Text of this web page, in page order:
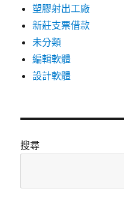
塑膠射出工廠
新莊支票借款
未分類
編輯軟體
設計軟體
搜尋